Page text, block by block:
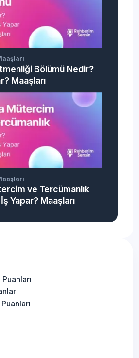
Bölümü Nedir?
Maaşları
ve Tercümanlık
Yapar? Maaşları